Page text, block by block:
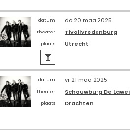
datum do 20 maa 2025
theater TivoliVredenburg
plaats Utrecht

datum vr 21 maa 2025
theater Schouwburg De Lawei
plaats
Drachten